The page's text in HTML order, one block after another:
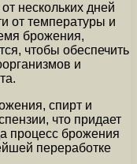
нескольких дней
от температуры и
брожения,
чтобы обеспечить
и
спирт и
что придает
процесс брожения
переработке